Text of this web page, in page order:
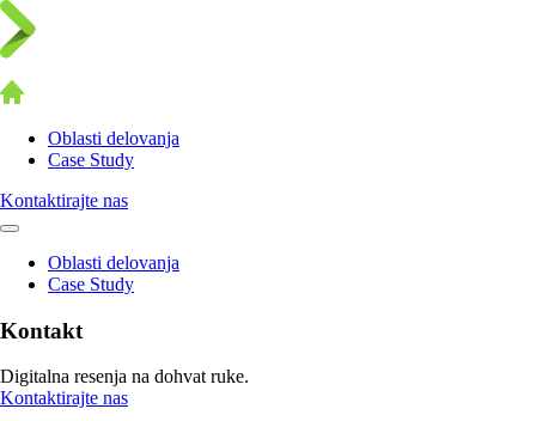
Oblasti delovanja
Case Study
Kontaktirajte nas
Oblasti delovanja
Case Study
Kontakt
Digitalna resenja na dohvat ruke.
Kontaktirajte nas